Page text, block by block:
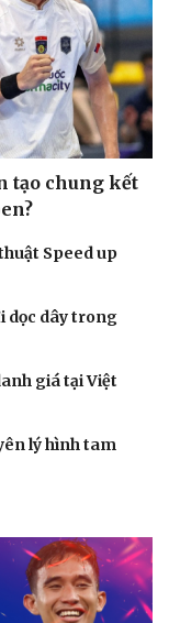
tạo chung kết
Speed up
dọc dây trong
giá tại Việt
lý hình tam